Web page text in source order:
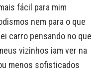
fácil para mim
nem para o que
carro pensando no que
vizinhos iam ver na
menos sofisticados